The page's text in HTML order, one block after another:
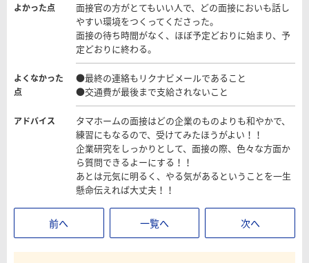
よかった点
面接官の方がとてもいい人で、どの面接においも話し
やすい環境をつくってくださった。
面接の待ち時間がなく、ほぼ予定どおりに始まり、予
定どおりに終わる。
よくなかった
点
●最終の連絡もリクナビメールであること
●交通費が最後まで支給されないこと
アドバイス
タマホームの面接はどの企業のものよりも和やかで、
練習にもなるので、受けてみたほうがよい！！
企業研究をしっかりとして、面接の際、色々な方面か
ら質問できるよーにする！！
あとは元気に明るく、やる気があるということを一生
懸命伝えれば大丈夫！！
前へ 一覧へ 次へ